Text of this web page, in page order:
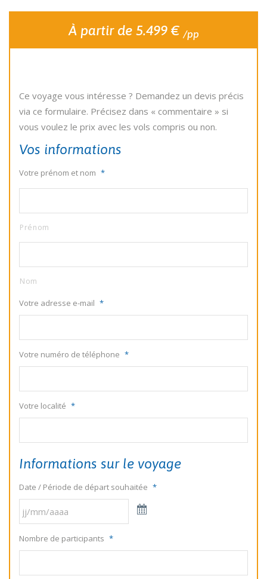
À partir de 5.499 € /pp
Ce voyage vous intéresse ? Demandez un devis précis
via ce formulaire. Précisez dans « commentaire » si
vous voulez le prix avec les vols compris ou non.
Vos informations
Votre prénom et nom *
Prénom
Nom
Votre adresse e-mail *
Votre numéro de téléphone *
Votre localité *
Informations sur le voyage
Date / Période de départ souhaitée *
Nombre de participants *